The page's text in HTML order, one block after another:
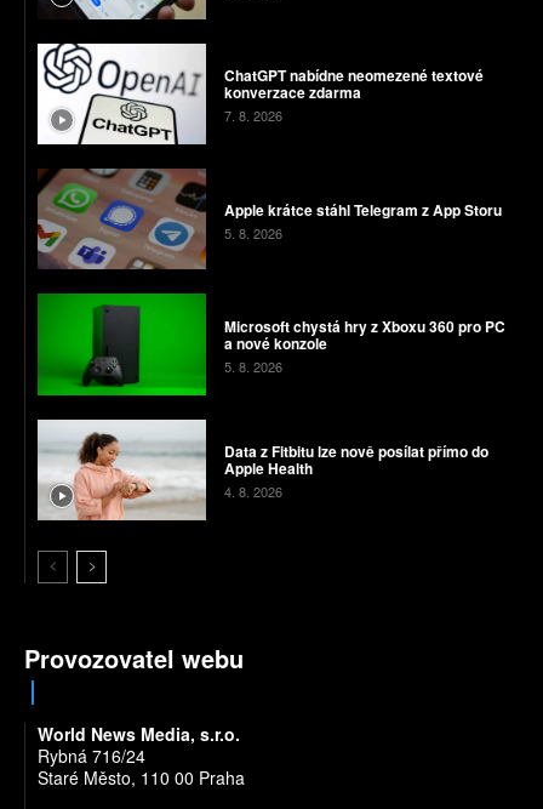
ChatGPT nabídne neomezené textové
konverzace zdarma
7. 8. 2026
Apple krátce stáhl Telegram z App Storu
5. 8. 2026
Microsoft chystá hry z Xboxu 360 pro PC
a nové konzole
5. 8. 2026
Data z Fitbitu lze nově posílat přímo do
Apple Health
4. 8. 2026
Provozovatel webu
World News Media, s.r.o.
Rybná 716/24
Staré Město, 110 00 Praha